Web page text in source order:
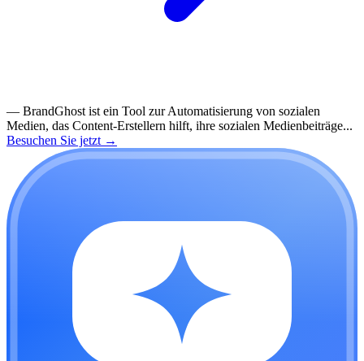
— BrandGhost ist ein Tool zur Automatisierung von sozialen
Medien, das Content-Erstellern hilft, ihre sozialen Medienbeiträge...
Besuchen Sie jetzt →